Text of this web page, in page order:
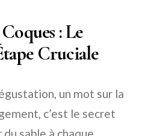
: Le
Cruciale
un mot sur la
c’est le secret